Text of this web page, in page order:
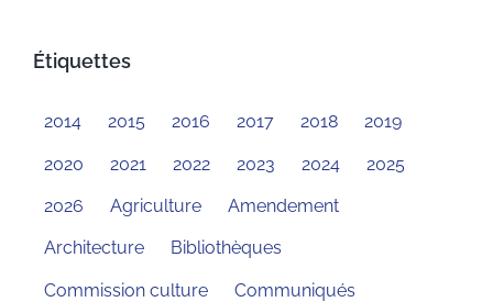
Étiquettes
2014 2015 2016 2017 2018 2019
2020 2021 2022 2023 2024 2025
2026 Agriculture Amendement
Architecture Bibliothèques
Commission culture Communiqués